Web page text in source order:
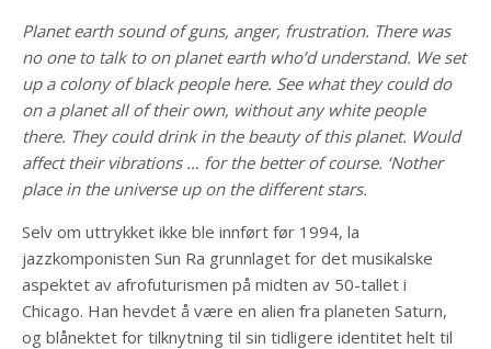
Planet earth sound of guns, anger, frustration. There was
no one to talk to on planet earth who’d understand. We set
up a colony of black people here. See what they could do
on a planet all of their own, without any white people
there. They could drink in the beauty of this planet. Would
affect their vibrations … for the better of course. ‘Nother
place in the universe up on the different stars.
Selv om uttrykket ikke ble innført før 1994, la
jazzkomponisten Sun Ra grunnlaget for det musikalske
aspektet av afrofuturismen på midten av 50-tallet i
Chicago. Han hevdet å være en alien fra planeten Saturn,
og blånektet for tilknytning til sin tidligere identitet helt til